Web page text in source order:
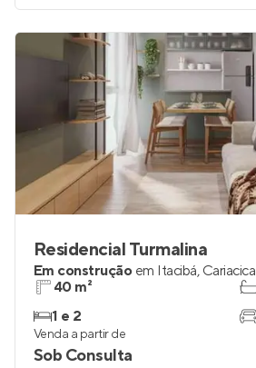
Residencial Turmalina
Em construção em Itacibá, Cariacica
40 m²
1 e 2
Venda a partir de
Sob Consulta